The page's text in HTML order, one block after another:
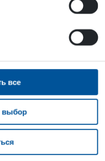
все
выбор
сварочный